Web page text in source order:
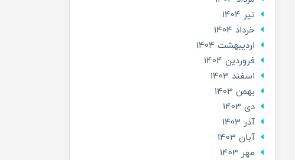
تير 1404
خرداد 1404
ارديبهشت 1404
فروردین 1404
اسفند 1403
بهمن 1403
دی 1403
آذر 1403
آبان 1403
مهر 1403